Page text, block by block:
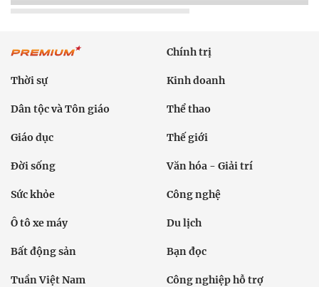
Chính trị
Thời sự Kinh doanh
Dân tộc và Tôn giáo Thể thao
Giáo dục Thế giới
Đời sống Văn hóa - Giải trí
Sức khỏe Công nghệ
Ô tô xe máy Du lịch
Bất động sản Bạn đọc
Tuần Việt Nam Công nghiệp hỗ trợ